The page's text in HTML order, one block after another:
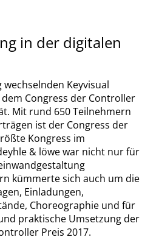
in der digitalen
Keyvisual
Congress der Controller
Mit rund 650 Teilnehmern
ist der Congress der
Kongress im
& löwe war nicht nur für
kümmerte sich auch um die
Einladungen,
Choreographie und für
praktische Umsetzung der
Preis 2017.